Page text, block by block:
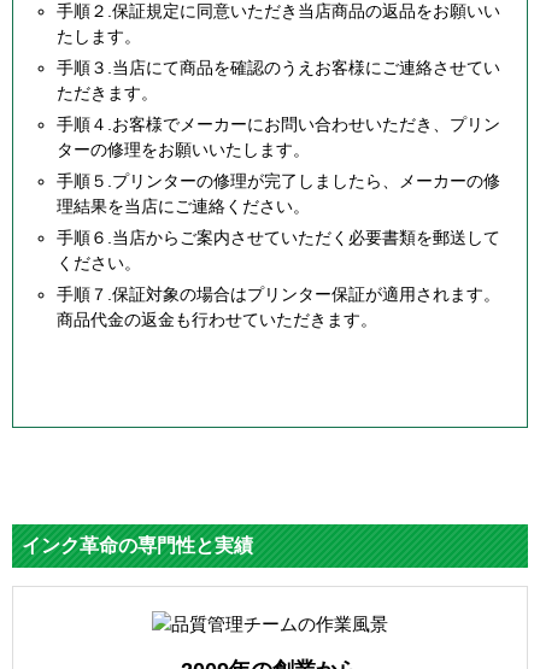
手順２.保証規定に同意いただき当店商品の返品をお願いい
たします。
手順３.当店にて商品を確認のうえお客様にご連絡させてい
ただきます。
手順４.お客様でメーカーにお問い合わせいただき、プリン
ターの修理をお願いいたします。
手順５.プリンターの修理が完了しましたら、メーカーの修
理結果を当店にご連絡ください。
手順６.当店からご案内させていただく必要書類を郵送して
ください。
手順７.保証対象の場合はプリンター保証が適用されます。
商品代金の返金も行わせていただきます。
インク革命の専門性と実績